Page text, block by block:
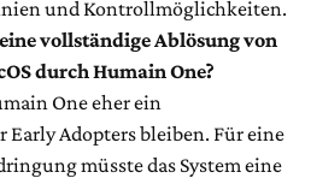
und Kontrollmöglichkeiten.
vollständige Ablösung von
durch Humain One?
One eher ein
Adopters bleiben. Für eine
müsste das System eine